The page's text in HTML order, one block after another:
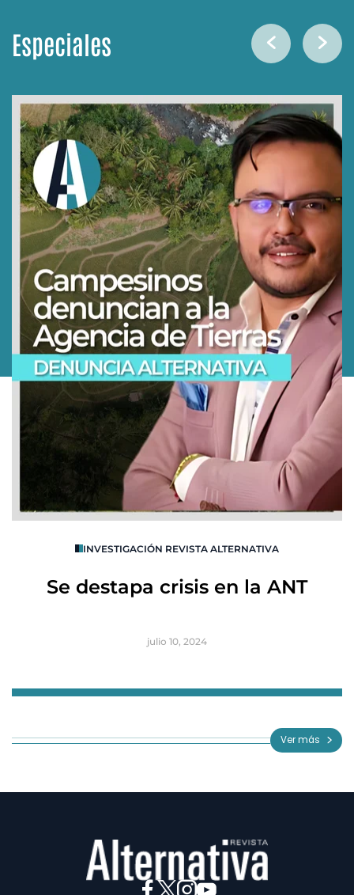
Especiales
INVESTIGACIÓN REVISTA ALTERNATIVA
Se destapa crisis en la ANT
julio 10, 2024
3
Ver más